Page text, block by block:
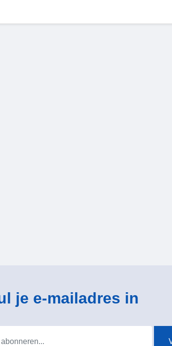
je e-mailadres in